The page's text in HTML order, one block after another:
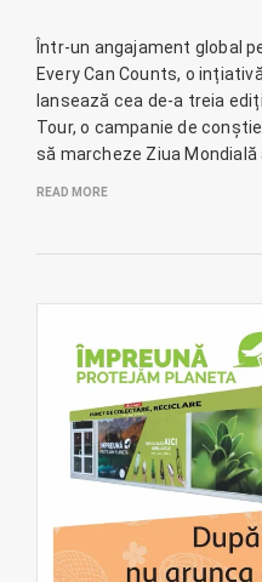
Într-un angajament global
Every Can Counts, o
lansează cea de-a treia
Tour, o campanie de
să marcheze Ziua
READ MORE